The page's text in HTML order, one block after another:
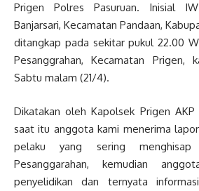
Prigen Polres Pasuruan. Inisial
Banjarsari, Kecamatan Pandaan,
ditangkap pada sekitar pukul 22.00
Pesanggrahan, Kecamatan Prigen,
Sabtu malam (21/4).
Dikatakan oleh Kapolsek Prigen AKP
saat itu anggota kami menerima
pelaku yang sering
Pesanggarahan, kemudian
penyelidikan dan ternyata